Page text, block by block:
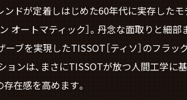
ンドが定着しはじめた60年代に実存した
オートマティック］。丹念な面取りと細
ブを実現したTISSOT［ティソ］のフラ
ョンは、まさにTISSOTが放つ人間工学
在感を高めます。